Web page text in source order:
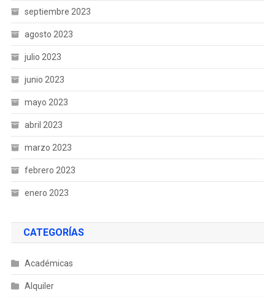
septiembre 2023
agosto 2023
julio 2023
junio 2023
mayo 2023
abril 2023
marzo 2023
febrero 2023
enero 2023
CATEGORÍAS
Académicas
Alquiler